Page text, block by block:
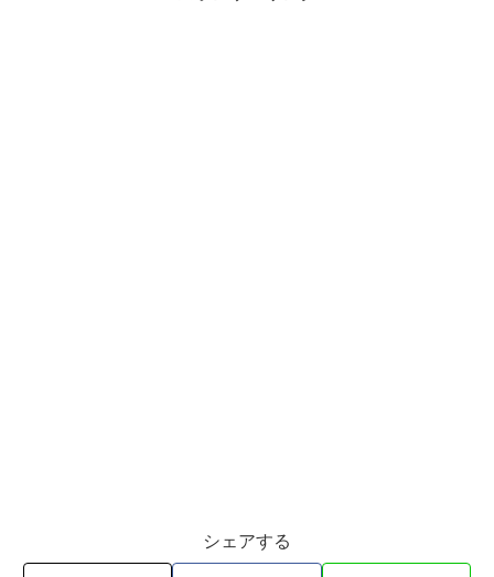
シェアする